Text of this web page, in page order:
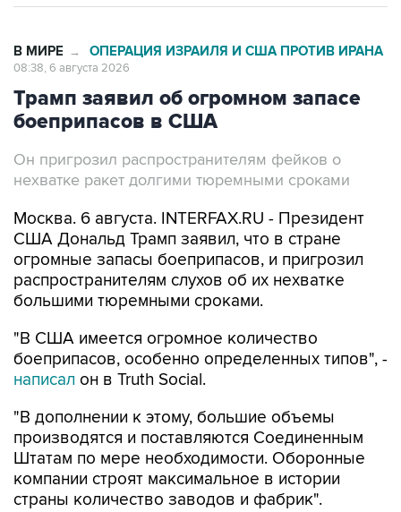
В МИРЕ → ОПЕРАЦИЯ ИЗРАИЛЯ И США ПРОТИВ ИРАНА
08:38, 6 августа 2026
Трамп заявил об огромном запасе
боеприпасов в США
Он пригрозил распространителям фейков о
нехватке ракет долгими тюремными сроками
Москва. 6 августа. INTERFAX.RU - Президент
США Дональд Трамп заявил, что в стране
огромные запасы боеприпасов, и пригрозил
распространителям слухов об их нехватке
большими тюремными сроками.
"В США имеется огромное количество
боеприпасов, особенно определенных типов", -
написал он в Truth Social.
"В дополнении к этому, большие объемы
производятся и поставляются Соединенным
Штатам по мере необходимости. Оборонные
компании строят максимальное в истории
страны количество заводов и фабрик".